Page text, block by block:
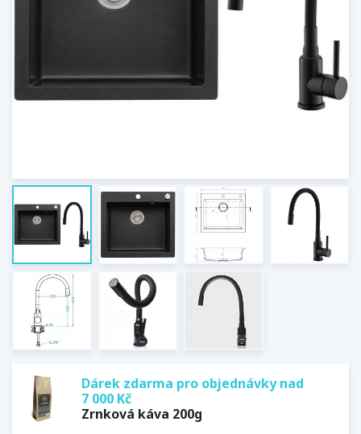
Dárek zdarma pro objednávky nad
7 000 Kč
Zrnková káva 200g